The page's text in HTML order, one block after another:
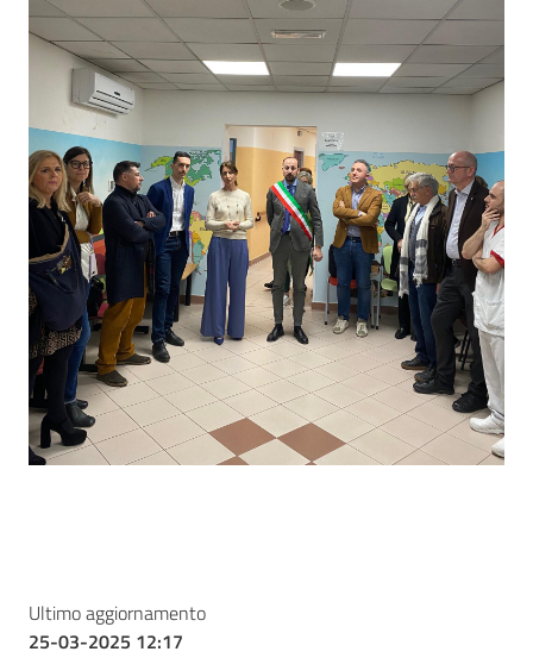
Ultimo aggiornamento
25-03-2025 12:17